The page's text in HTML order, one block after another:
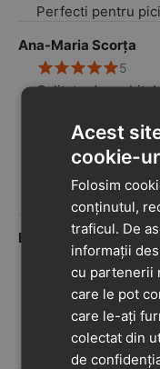
Perfecti pentru
Ana-Maria Scorța
5
Calitate deosebita!
Foarte mulțumită
încântat, ca nu
încălțăminte...
făcut sezonul de
fac stocul pentru
produsele de
Bucea Ana Maria
5
Recomand pentru
ai celor mai
Avantaje
Talpa
Papucii foarte
Acest
cookie-
Folosim
conținutul,
traficul. De
informații
cu partenerii
care le pot
care le-ați
colectat din
de